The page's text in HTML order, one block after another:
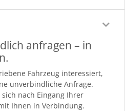
anfragen – in
Fahrzeug interessiert,
unverbindliche Anfrage.
nach Eingang Ihrer
Ihnen in Verbindung.